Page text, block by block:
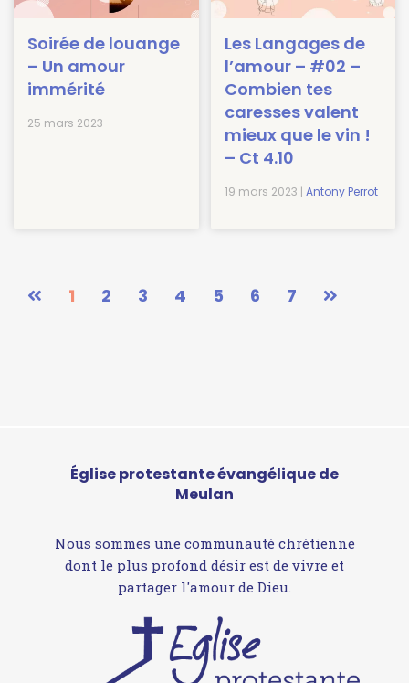
Soirée de louange
– Un amour
immérité
25 mars 2023
Les Langages de
l’amour – #02 –
Combien tes
caresses valent
mieux que le vin !
– Ct 4.10
19 mars 2023 | Antony Perrot
1 2 3 4 5 6 7
Église protestante évangélique de
Meulan
Nous sommes une communauté chrétienne
dont le plus profond désir est de vivre et
partager l'amour de Dieu.